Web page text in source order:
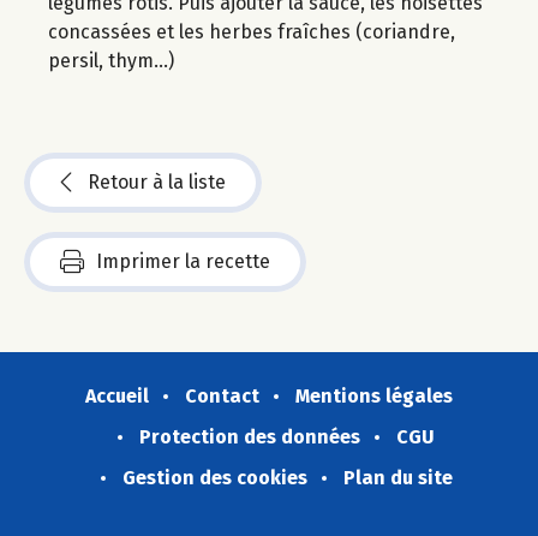
concassées et les herbes fraîches (coriandre,
persil, thym...)
Retour à la liste
Imprimer la recette
Accueil Contact
Mentions légales
Protection des données
CGU
Gestion des cookies
Plan du site